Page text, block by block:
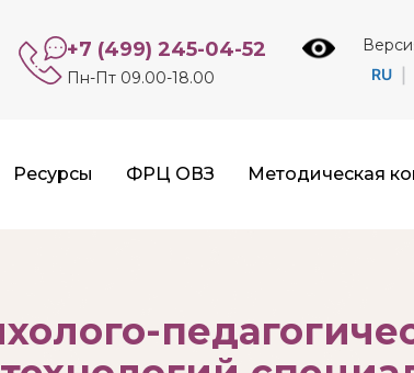
+7 (499) 245-04-52
Пн-Пт 09.00-18.00 RU
Ресурсы ФРЦ ОВЗ Методическая